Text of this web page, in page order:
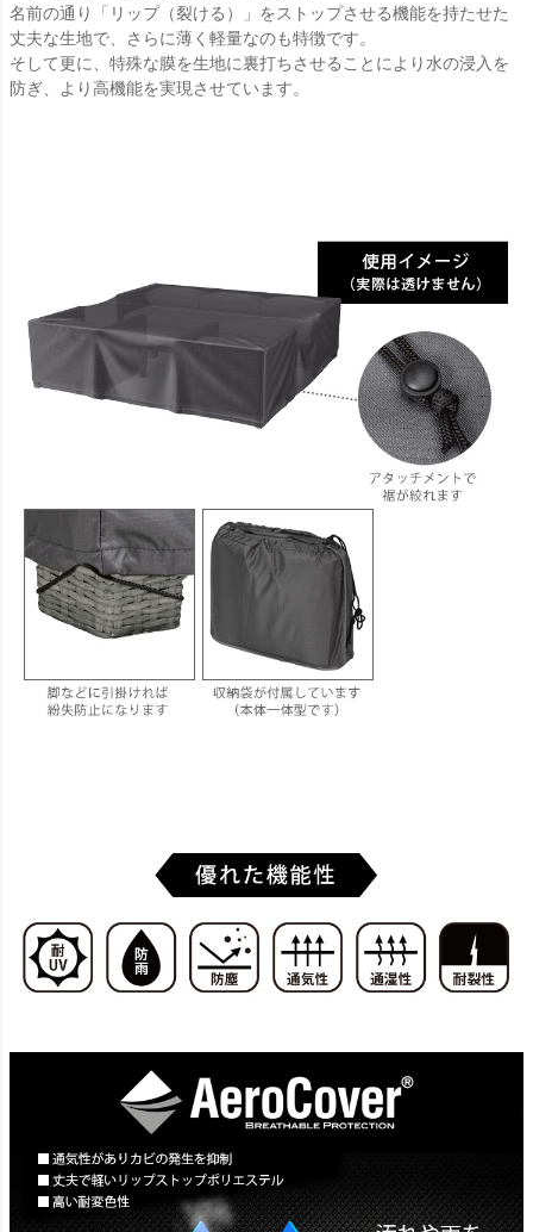
名前の通り「リップ（裂ける）」をストップさせる機能を持たせた
丈夫な生地で、さらに薄く軽量なのも特徴です。
そして更に、特殊な膜を生地に裏打ちさせることにより水の浸入を
防ぎ、より高機能を実現させています。